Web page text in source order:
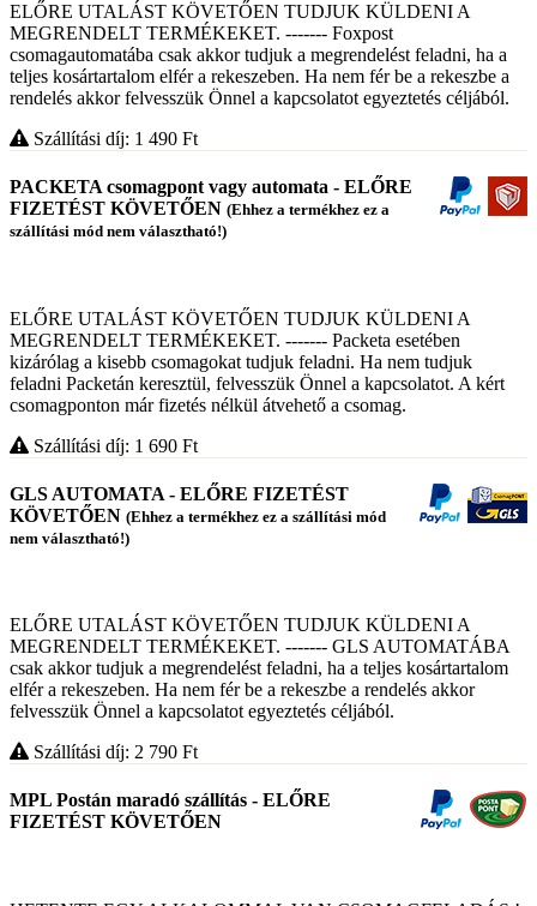
ELŐRE UTALÁST KÖVETŐEN TUDJUK KÜLDENI A
MEGRENDELT TERMÉKEKET. ------- Foxpost
csomagautomatába csak akkor tudjuk a megrendelést feladni, ha a
teljes kosártartalom elfér a rekeszeben. Ha nem fér be a rekeszbe a
rendelés akkor felvesszük Önnel a kapcsolatot egyeztetés céljából.
Szállítási díj: 1 490 Ft
PACKETA csomagpont vagy automata - ELŐRE
FIZETÉST KÖVETŐEN (Ehhez a termékhez ez a
szállítási mód nem választható!)
ELŐRE UTALÁST KÖVETŐEN TUDJUK KÜLDENI A
MEGRENDELT TERMÉKEKET. ------- Packeta esetében
kizárólag a kisebb csomagokat tudjuk feladni. Ha nem tudjuk
feladni Packetán keresztül, felvesszük Önnel a kapcsolatot. A kért
csomagponton már fizetés nélkül átvehető a csomag.
Szállítási díj: 1 690 Ft
GLS AUTOMATA - ELŐRE FIZETÉST
KÖVETŐEN (Ehhez a termékhez ez a szállítási mód
nem választható!)
ELŐRE UTALÁST KÖVETŐEN TUDJUK KÜLDENI A
MEGRENDELT TERMÉKEKET. ------- GLS AUTOMATÁBA
csak akkor tudjuk a megrendelést feladni, ha a teljes kosártartalom
elfér a rekeszeben. Ha nem fér be a rekeszbe a rendelés akkor
felvesszük Önnel a kapcsolatot egyeztetés céljából.
Szállítási díj: 2 790 Ft
MPL Postán maradó szállítás - ELŐRE
FIZETÉST KÖVETŐEN